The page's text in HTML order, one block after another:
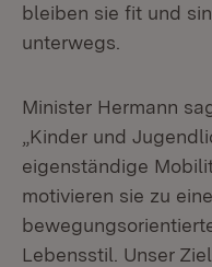
bleiben sie fit und
unterwegs.
Minister Hermann
„Kinder und
eigenständige
motivieren sie zu
Lebensstil. Unser